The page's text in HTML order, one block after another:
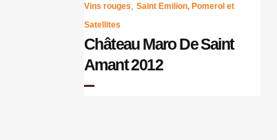
Vins rouges
Saint Emilion, Pomerol et
Satellites
Château Maro De Saint
Amant 2012